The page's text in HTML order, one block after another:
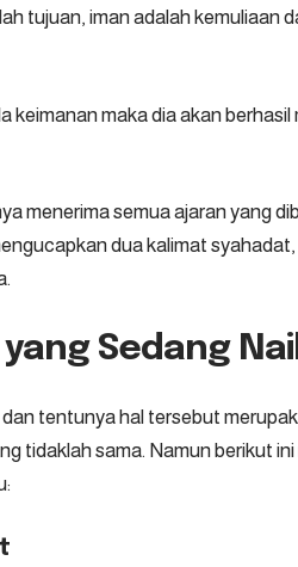
tujuan, iman adalah kemuliaan
keimanan maka dia akan berhasil
menerima semua ajaran yang
dua kalimat
Sedang
tentunya hal tersebut
tidaklah sama. Namun berikut